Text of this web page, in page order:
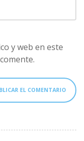
y web en este